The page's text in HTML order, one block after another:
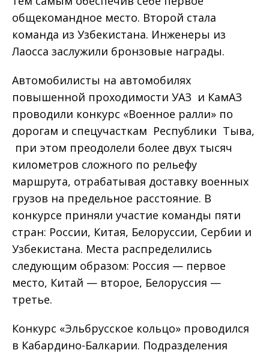
общекомандное место. Второй стала
команда из Узбекистана. Инженеры из
Лаосса заслужили бронзовые награды.
Автомобилисты на автомобилях
повышенной проходимости УАЗ и КамАЗ
проводили конкурс «Военное ралли» по
дорогам и спецучасткам Республики Тыва,
при этом преодолели более двух тысяч
километров сложного по рельефу
маршрута, отрабатывая доставку военных
грузов на предельное расстояние. В
конкурсе приняли участие команды пяти
стран: России, Китая, Белоруссии, Сербии и
Узбекистана. Места распределились
следующим образом: Россия — первое
место, Китай — второе, Белоруссия —
третье.
Конкурс «Эльбрусское кольцо» проводился
в Кабардино-Балкарии. Подразделения